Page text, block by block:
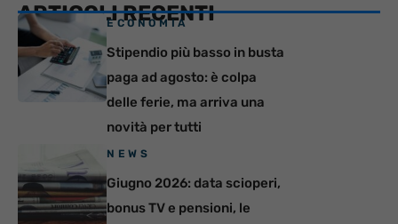
ARTICOLI RECENTI
ECONOMIA
Stipendio più basso in busta
paga ad agosto: è colpa
delle ferie, ma arriva una
novità per tutti
NEWS
Giugno 2026: data scioperi,
bonus TV e pensioni, le